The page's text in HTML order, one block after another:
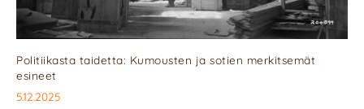
Politiikasta taidetta: Kumousten ja sotien merkitsemät
esineet
5.12.2025